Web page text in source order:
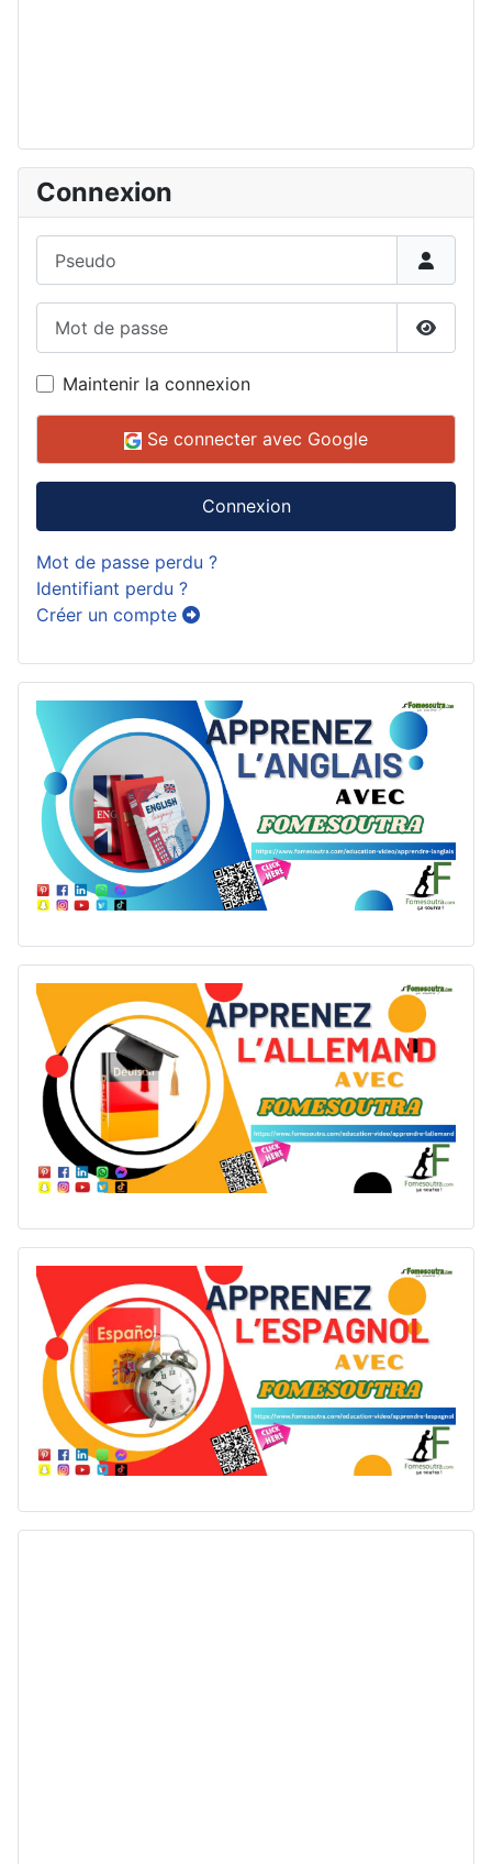
Connexion
Maintenir la connexion
Se connecter avec Google
Connexion
Mot de passe perdu ?
Identifiant perdu ?
Créer un compte